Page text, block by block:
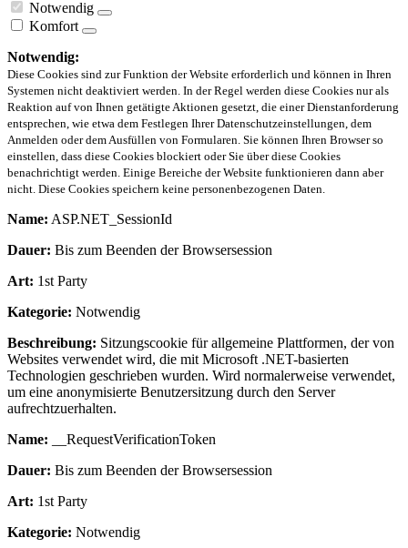
Notwendig
Komfort
Notwendig:
Diese Cookies sind zur Funktion der Website erforderlich und können in Ihren
Systemen nicht deaktiviert werden. In der Regel werden diese Cookies nur als
Reaktion auf von Ihnen getätigte Aktionen gesetzt, die einer Dienstanforderung
entsprechen, wie etwa dem Festlegen Ihrer Datenschutzeinstellungen, dem
Anmelden oder dem Ausfüllen von Formularen. Sie können Ihren Browser so
einstellen, dass diese Cookies blockiert oder Sie über diese Cookies
benachrichtigt werden. Einige Bereiche der Website funktionieren dann aber
nicht. Diese Cookies speichern keine personenbezogenen Daten.
Name: ASP.NET_SessionId
Dauer: Bis zum Beenden der Browsersession
Art: 1st Party
Kategorie: Notwendig
Beschreibung: Sitzungscookie für allgemeine Plattformen, der von
Websites verwendet wird, die mit Microsoft .NET-basierten
Technologien geschrieben wurden. Wird normalerweise verwendet,
um eine anonymisierte Benutzersitzung durch den Server
aufrechtzuerhalten.
Name: __RequestVerificationToken
Dauer: Bis zum Beenden der Browsersession
Art: 1st Party
Kategorie: Notwendig